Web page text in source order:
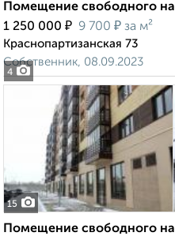
4
Помещение свободного
1 250 000 ₽ 9 700 ₽ за м²
Краснопартизанская 73
Собственник, 08.09.2023
15
Помещение свободного